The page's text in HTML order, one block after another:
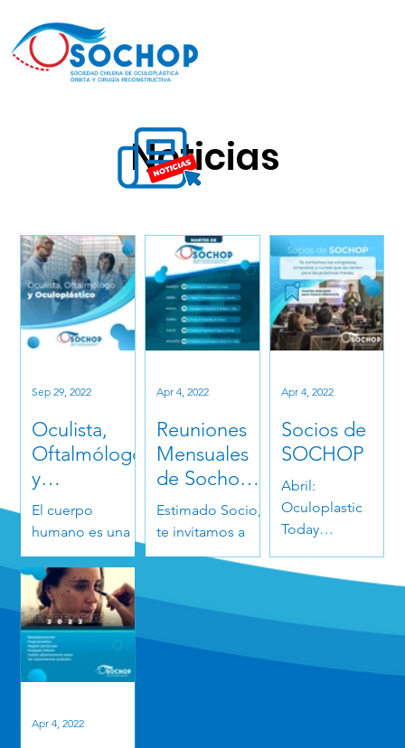
Oculista,
Oftalmólogo
y
Oculoplástic
o ¿Cuándo
debo acudir
a cada uno?
El cuerpo
humano es una
estructura
compleja,
sumamente
organizada, pero
también muy
extensa. Lo que
ha llevado a que
existan...
Sep 29, 2022
Reuniones
Mensuales
de Sochop
2022
Estimado Socio,
te invitamos a
nuestra
mensuales de
Sochop 2022. ¡Te
esperamos!
Apr 4, 2022
Socios de
SOCHOP
Abril:
Oculoplastic
Today
7 - 8 de abril, Tel
Virtual. Barcelona
Apr 4, 2022
Apr 4, 2022
Noticias